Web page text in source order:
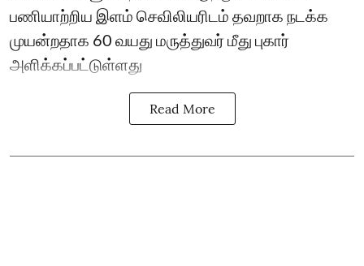
பணியாற்றிய இளம் செவிலியரிடம் தவறாக நடக்க
முயன்றதாக 60 வயது மருத்துவர் மீது புகார்
அளிக்கப்பட்டுள்ளது
Read More